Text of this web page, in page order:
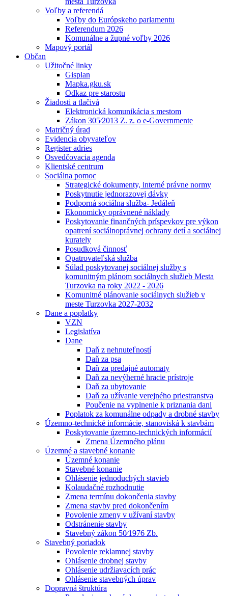
Voľby a referendá
Voľby do Európskeho parlamentu
Referendum 2026
Komunálne a župné voľby 2026
Mapový portál
Občan
Užitočné linky
Gisplan
Mapka.gku.sk
Odkaz pre starostu
Žiadosti a tlačivá
Elektronická komunikácia s mestom
Zákon 305⁄2013 Z. z. o e-Governmente
Matričný úrad
Evidencia obyvateľov
Register adries
Osvedčovacia agenda
Klientské centrum
Sociálna pomoc
Strategické dokumenty, interné právne normy
Poskytnutie jednorazovej dávky
Podporná sociálna služba- Jedáleň
Ekonomicky oprávnené náklady
Poskytovanie finančných príspevkov pre výkon
opatrení sociálnoprávnej ochrany detí a sociálnej
kurately
Posudková činnosť
Opatrovateľská služba
Súlad poskytovanej sociálnej služby s
komunitným plánom sociálnych služieb Mesta
Turzovka na roky 2022 - 2026
Komunitné plánovanie sociálnych služieb v
meste Turzovka 2027-2032
Dane a poplatky
VZN
Legislatíva
Dane
Daň z nehnuteľností
Daň za psa
Daň za predajné automaty
Daň za nevýherné hracie prístroje
Daň za ubytovanie
Daň za užívanie verejného priestranstva
Poučenie na vyplnenie k priznania dani
Poplatok za komunálne odpady a drobné stavby
Územno-technické informácie, stanoviská k stavbám
Poskytovanie územno-technických informácií
Zmena Územného plánu
Územné a stavebné konanie
Územné konanie
Stavebné konanie
Ohlásenie jednoduchých stavieb
Kolaudačné rozhodnutie
Zmena termínu dokončenia stavby
Zmena stavby pred dokončením
Povolenie zmeny v užívaní stavby
Odstránenie stavby
Stavebný zákon 50⁄1976 Zb.
Stavebný poriadok
Povolenie reklamnej stavby
Ohlásenie drobnej stavby
Ohlásenie udržiavacích prác
Ohlásenie stavebných úprav
Dopravná štruktúra